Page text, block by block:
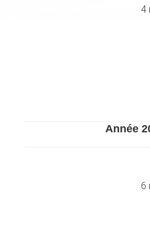
4
Année
6